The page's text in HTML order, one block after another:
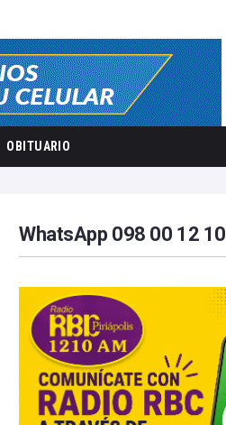
OBITUARIO
WhatsApp 098 00 12 10